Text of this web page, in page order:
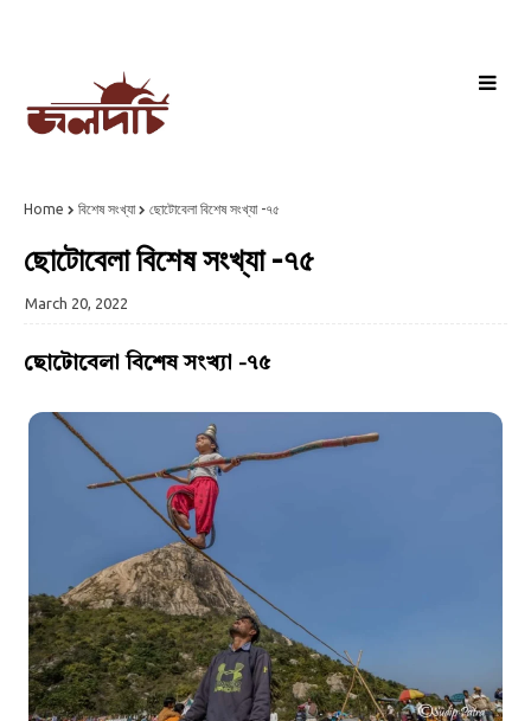
Home বিশেষ সংখ্যা ছোটোবেলা বিশেষ সংখ্যা -৭৫
ছোটোবেলা বিশেষ সংখ্যা -৭৫
March 20, 2022
ছোটোবেলা বিশেষ সংখ্যা -৭৫